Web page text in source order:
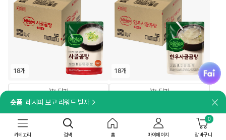
18개
담기
8시간 동안 고아내어 깊고 진한 국물 맛
[박스특가]비비고 사골곰탕 500gX18
39,240원
18개
담기
[박스특가]비비고 한우사골곰탕
500gX18개
63,000
숏폼 레시피 보고 리워드 받자
fai
카테고리 검색 홈 마이페이지 장바구니
0